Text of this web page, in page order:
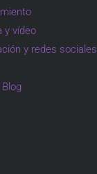
y vídeo
y redes sociales